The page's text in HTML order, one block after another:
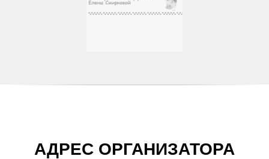
АДРЕС ОРГАНИЗАТОРА